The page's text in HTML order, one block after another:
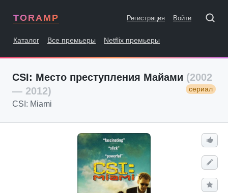
TORAMP Регистрация Войти
Каталог Все премьеры Netflix премьеры
CSI: Место преступления Майами (2002
— 2012)
сериал
CSI: Miami